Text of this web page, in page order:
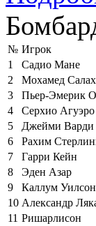
№ Игрок
1
Садио Мане
2
Мохамед Салах
3
Пьер-Эмерик
4
Серхио Агуэро
5
Джейми Варди
6
Рахим
7
Гарри Кейн
8
Эден Азар
9
Каллум Уилсон
10 Александр
11 Ришарлисон